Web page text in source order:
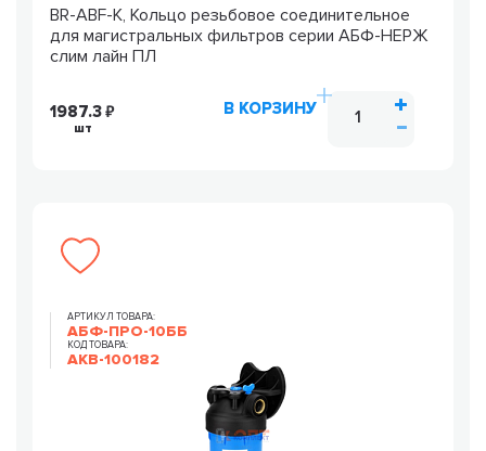
BR-ABF-K, Кольцо резьбовое соединительное
для магистральных фильтров серии АБФ-НЕРЖ
слим лайн ПЛ
1987.3
шт
В КОРЗИНУ
АРТИКУЛ ТОВАРА:
АБФ-ПРО-10ББ
КОД ТОВАРА:
AKB-100182